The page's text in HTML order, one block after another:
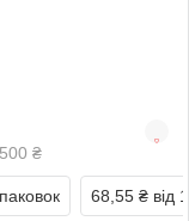
₴
68,55 ₴ від